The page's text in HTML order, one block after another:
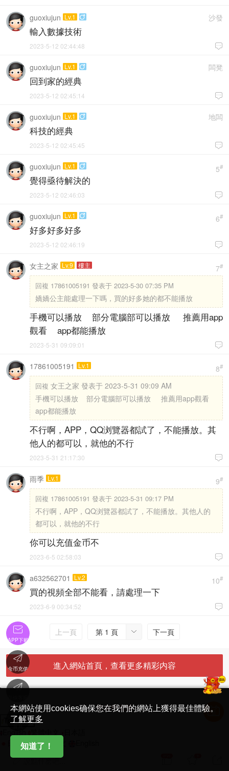
沙發
guoxiujun Lv.1 
輸入數據技術

2023-5-12 02:44:48
闆凳
guoxiujun Lv.1 
回到家的經典

2023-5-12 02:45:14
地闆
guoxiujun Lv.1 
科技的經典

2023-5-12 02:45:45
5#
guoxiujun Lv.1 
覺得亟待解決的

2023-5-12 02:46:03
6#
guoxiujun Lv.1 
好多好多好多

2023-5-12 02:46:19
7#
女主之家 Lv.9 樓主
回複 17861005191 發表于 2023-5-30 07:35 PM
嬌嬌公主能處理一下嗎，買的好多她的都不能播放
手機可以播放 部分電腦部可以播放 推薦用app
觀看 app都能播放

2023-5-31 09:09:01
8#
17861005191 Lv.1
回複 女王之家 發表于 2023-5-31 09:09 AM
手機可以播放 部分電腦部可以播放 推薦用app觀看
app都能播放
不行啊，APP，QQ浏覽器都試了，不能播放。其
他人的都可以，就他的不行

2023-5-31 21:17:30
9#
雨季 Lv.1
回複 17861005191 發表于 2023-5-31 09:17 PM
不行啊，APP，QQ浏覽器都試了，不能播放。其他人的
都可以，就他的不行
你可以充值金币不

2023-6-5 02:58:03
10#
a632562701 Lv.2
買的視頻全部不能看，請處理一下

2023-6-9 00:34:52
上一頁 
第 1 頁 下一頁
進入網站首頁，查看更多精彩内容
'
简体中文版
Translate
日本語
繁體中文
本網站使用cookies确保您在我們的網站上獲得最佳體驗。
了解更多
知道了！

APP下載

金币充值


說點什麽吧...